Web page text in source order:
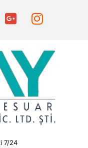
7/24